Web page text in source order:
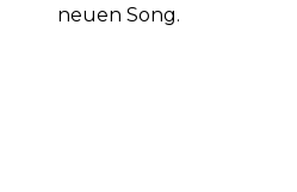
neuen Song.